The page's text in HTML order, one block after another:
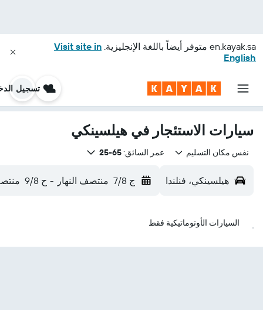
en.kayak.sa متوفر أيضاً باللغة الإنجليزية. Visit site in
English
تسجيل
سيارات الاستئجار في هيلسينكي
نفس مكان التسليم عمر السائق:65-25
هيلسينكي، فنلندا ج 7/8 منتصف النهار - ح 9/8
السيارات الأوتوماتيكية فقط